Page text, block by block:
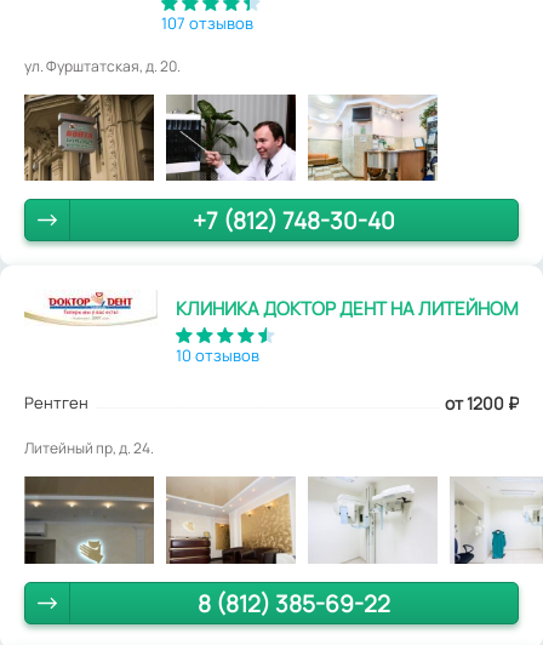
107 отзывов
ул. Фурштатская, д. 20.
+7 (812) 748-30-40
КЛИНИКА ДОКТОР ДЕНТ НА ЛИТЕЙНОМ
10 отзывов
Рентген от 1200 ₽
Литейный пр, д. 24.
8 (812) 385-69-22